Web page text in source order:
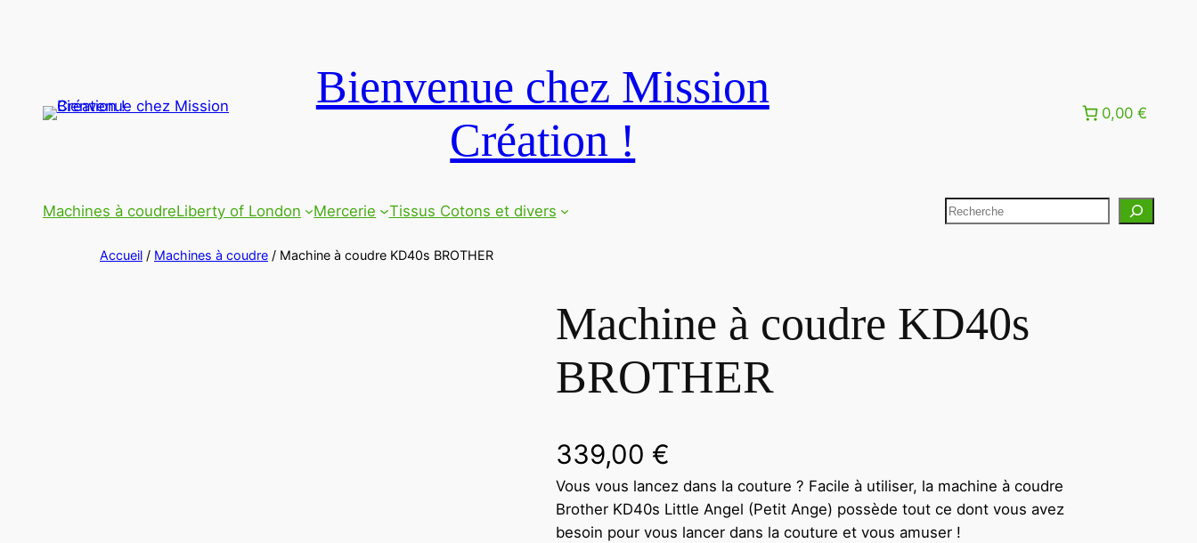
Bienvenue chez Mission
Création !
0,00 €
Machines à coudreLiberty of London Mercerie Tissus Cotons et divers
Accueil / Machines à coudre / Machine à coudre KD40s BROTHER
Machine à coudre KD40s
BROTHER
339,00 €
Vous vous lancez dans la couture ? Facile à utiliser, la machine à coudre
Brother KD40s Little Angel (Petit Ange) possède tout ce dont vous avez
besoin pour vous lancer dans la couture et vous amuser !